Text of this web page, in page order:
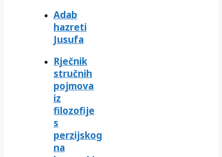
Adab
hazreti
Jusufa
Rječnik
stručnih
pojmova
iz
filozofije
s
perzijskog
na